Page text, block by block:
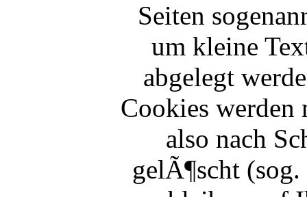
Seiten
um kleine
abgelegt
Cookies werden
also nach
gelÃ¶scht